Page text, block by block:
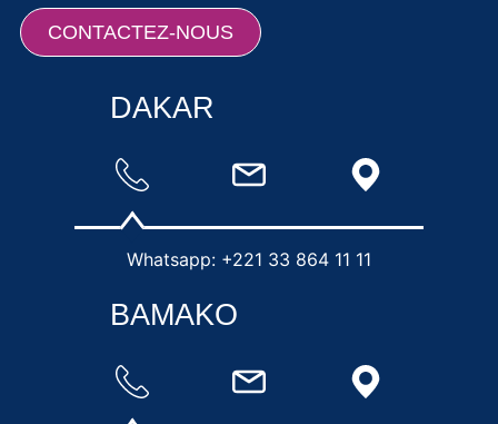
CONTACTEZ-NOUS
DAKAR
Whatsapp: +221 33 864 11 11
BAMAKO